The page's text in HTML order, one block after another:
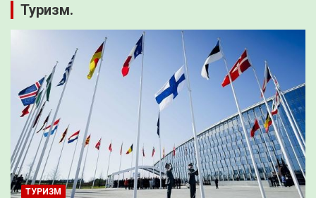
Туризм.
ТУРИЗМ